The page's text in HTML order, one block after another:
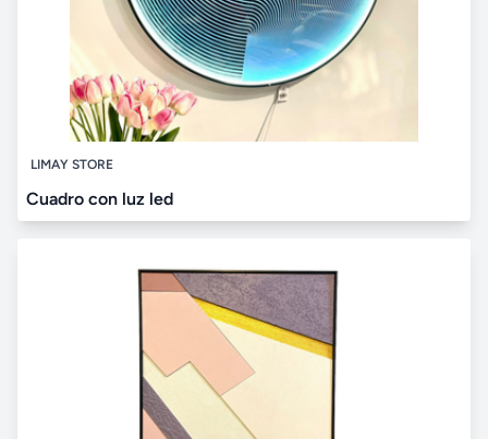
LIMAY STORE
Cuadro con luz led